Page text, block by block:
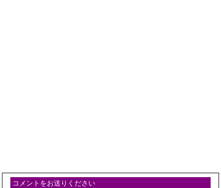
コメントをお送りください